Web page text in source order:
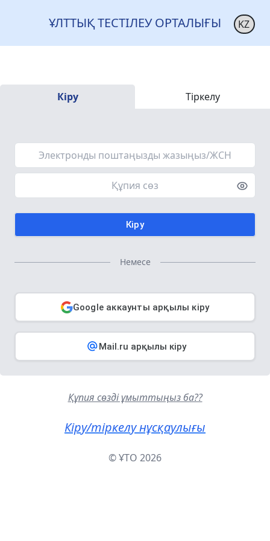
ҰЛТТЫҚ ТЕСТІЛЕУ ОРТАЛЫҒЫ
Кіру Тіркелу
Кіру
Немесе
Google аккаунты арқылы кіру
Mail.ru арқылы кіру
Құпия сөзді ұмыттыңыз ба??
Кіру/тіркелу нұсқаулығы
© ҰТО 2026